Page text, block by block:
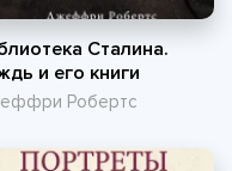
Сталина.
и его книги
Робертс